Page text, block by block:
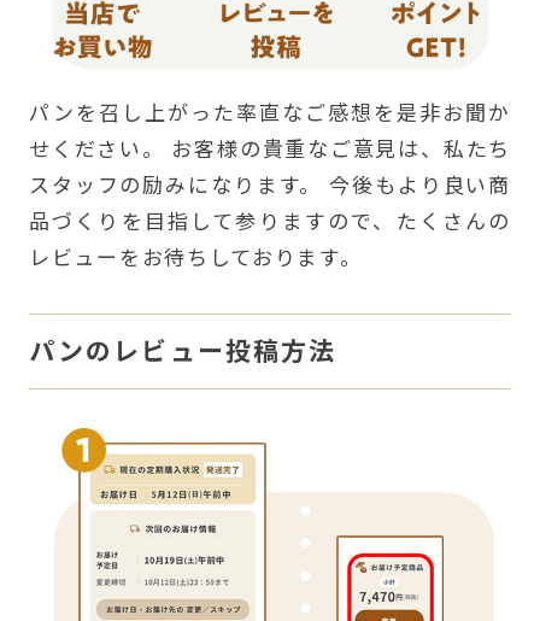
パンを召し上がった率直なご感想を是非お聞か
せください。 お客様の貴重なご意見は、私たち
スタッフの励みになります。 今後もより良い商
品づくりを目指して参りますので、たくさんの
レビューをお待ちしております。
パンのレビュー投稿方法